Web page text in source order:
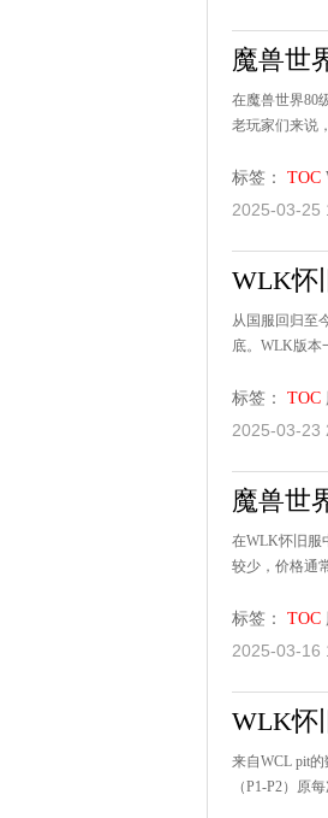
魔兽世
在魔兽世界80
老玩家们来说
标签： TOC
2025-03-25
WLK怀
从国服回归至
底。WLK版本
标签： TOC
2025-03-23
魔兽世
在WLK怀旧服
较少，价格通
标签： TOC
2025-03-16
WLK怀
来自WCL pit
（P1-P2）原